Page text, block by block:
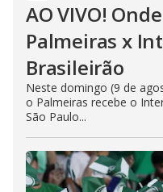
AO VIVO!
Palmeiras x
Brasileirão
Neste domingo (9 de
o Palmeiras recebe o
São Paulo...